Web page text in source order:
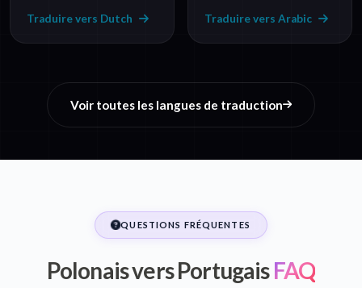
Traduire vers Dutch Traduire vers Arabic
Voir toutes les langues de traduction
QUESTIONS FRÉQUENTES
Polonais vers PortugaisFAQ